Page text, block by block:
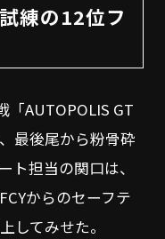
練の12位フ
「AUTOPOLIS GT
最後尾から粉骨砕
ト担当の関口は、
からのセーフテ
してみせた。